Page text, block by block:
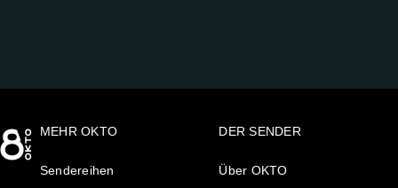
MEHR OKTO
Sendereihen
DER SENDER
Über OKTO